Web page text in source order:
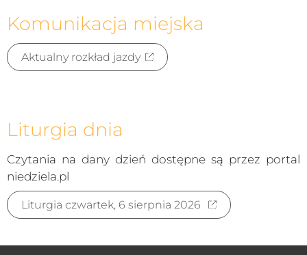
Komunikacja miejska
Aktualny rozkład jazdy
Liturgia dnia
Czytania na dany dzień dostępne są przez portal
niedziela.pl
Liturgia czwartek, 6 sierpnia 2026